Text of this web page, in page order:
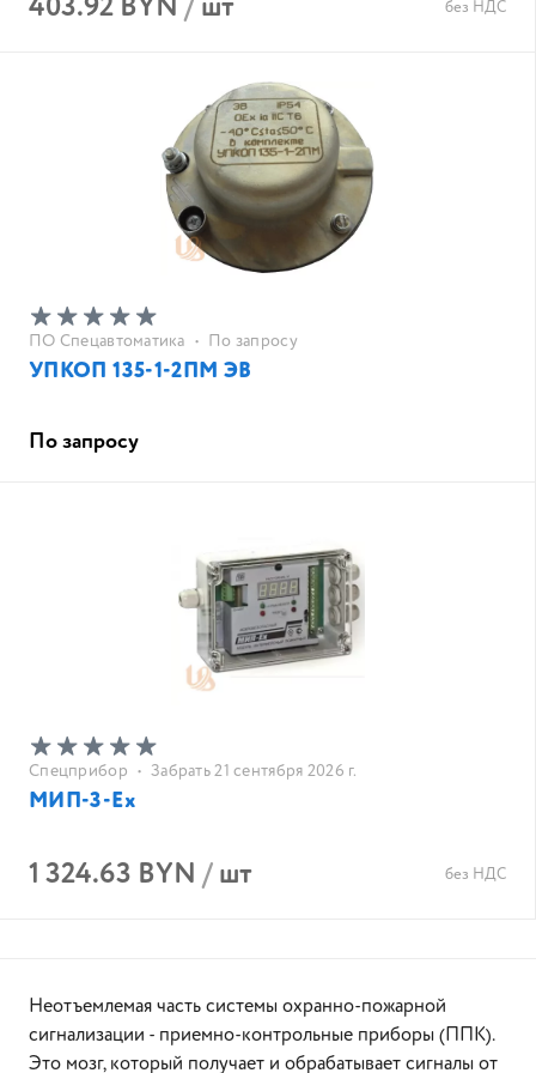
без НДС
ПО Спецавтоматика • По запросу
УПКОП 135-1-2ПМ ЭВ
По запросу
Спецприбор • Забрать 21 сентября 2026 г.
МИП-3-Ex
1 324.63 BYN/шт без НДС
Неотъемлемая часть системы охранно-пожарной
сигнализации - приемно-контрольные приборы (ППК).
Это мозг, который получает и обрабатывает сигналы от